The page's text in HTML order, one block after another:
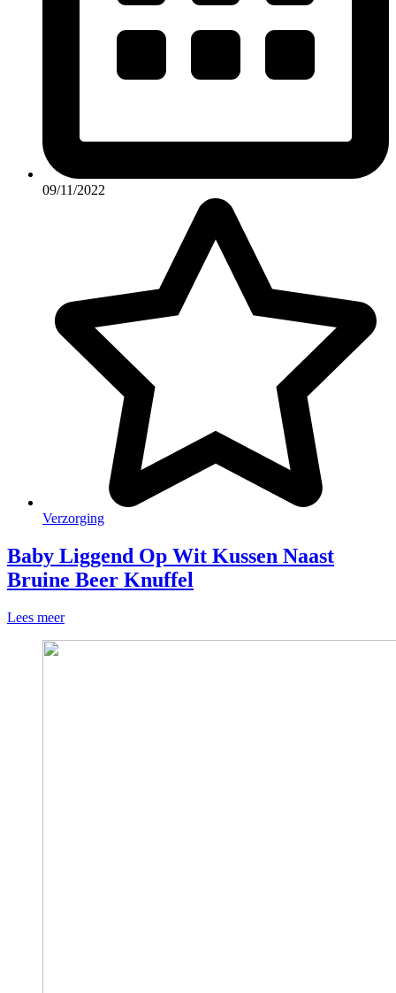
09/11/2022
Verzorging
Baby Liggend Op Wit Kussen Naast
Bruine Beer Knuffel
Lees meer